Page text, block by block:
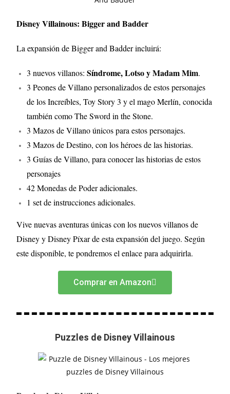
Disney Villainous: Bigger and Badder
La expansión de Bigger and Badder incluirá:
3 nuevos villanos:Síndrome, Lotso y Madam Mim.
3 Peones de Villano personalizados de estos personajes
de los Increíbles, Toy Story 3 y el mago Merlín, conocida
también como The Sword in the Stone.
3 Mazos de Villano únicos para estos personajes.
3 Mazos de Destino, con los héroes de las historias.
3 Guías de Villano, para conocer las historias de estos
personajes
42 Monedas de Poder adicionales.
1 set de instrucciones adicionales.
Vive nuevas aventuras únicas con los nuevos villanos de
Disney y Disney Píxar de esta expansión del juego. Según
este disponible, te pondremos el enlace para adquirirla.
Comprar en Amazon
Puzzles de Disney Villainous